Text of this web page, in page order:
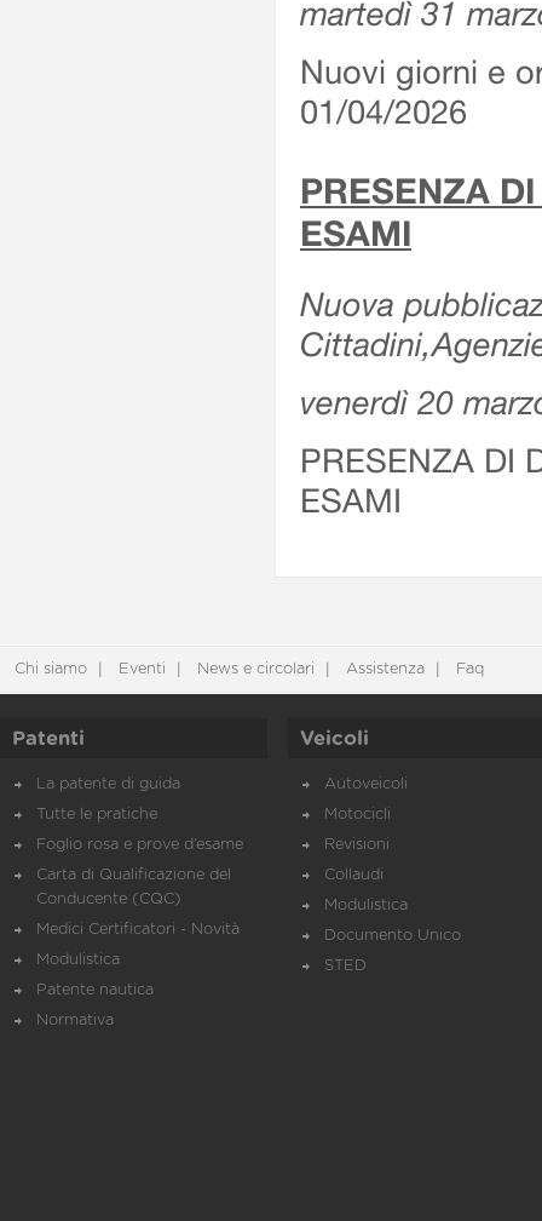
martedì 31
Nuovi giorni e
01/04/2026
PRESENZA
ESAMI
Nuova
venerdì 20
PRESENZA DI
ESAMI
Chi siamo Eventi News e circolari Assistenza Faq
Patenti
La patente di guida
Tutte le pratiche
Foglio rosa e prove d’esame
Carta di Qualificazione del
Conducente (CQC)
Medici Certificatori - Novità
Modulistica
Patente nautica
Normativa
Veicoli
Autoveicoli
Motocicli
Revisioni
Collaudi
Modulistica
Documento Unico
STED